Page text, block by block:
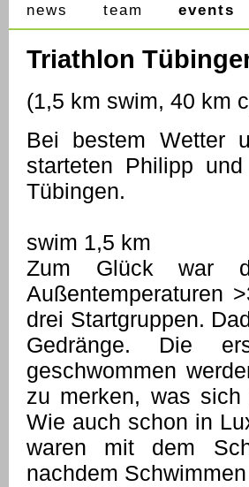
news team events
Triathlon
(1,5 km swim, 40 km
Bei bestem Wetter
starteten Philipp
Tübingen.
swim 1,5 km
Zum Glück war
Außentemperaturen
drei Startgruppen.
Gedränge. Die
geschwommen
zu merken, was
Wie auch schon in
waren mit dem
nachdem